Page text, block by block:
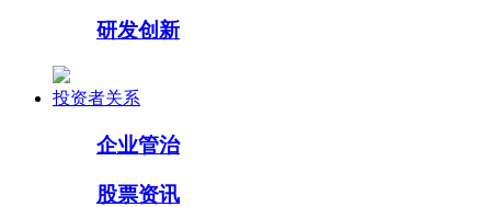
研发创新
投资者关系
企业管治
股票资讯